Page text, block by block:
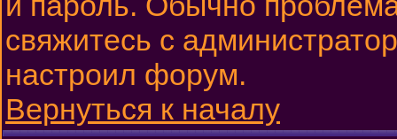
свяжитесь с
настроил форум.
Вернуться к началу